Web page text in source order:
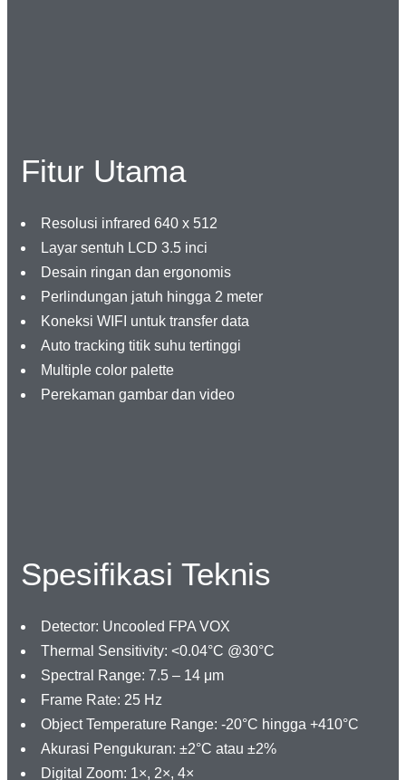
Fitur Utama
Resolusi infrared 640 x 512
Layar sentuh LCD 3.5 inci
Desain ringan dan ergonomis
Perlindungan jatuh hingga 2 meter
Koneksi WIFI untuk transfer data
Auto tracking titik suhu tertinggi
Multiple color palette
Perekaman gambar dan video
Spesifikasi Teknis
Detector: Uncooled FPA VOX
Thermal Sensitivity: <0.04°C @30°C
Spectral Range: 7.5 – 14 μm
Frame Rate: 25 Hz
Object Temperature Range: -20°C hingga +410°C
Akurasi Pengukuran: ±2°C atau ±2%
Digital Zoom: 1×, 2×, 4×